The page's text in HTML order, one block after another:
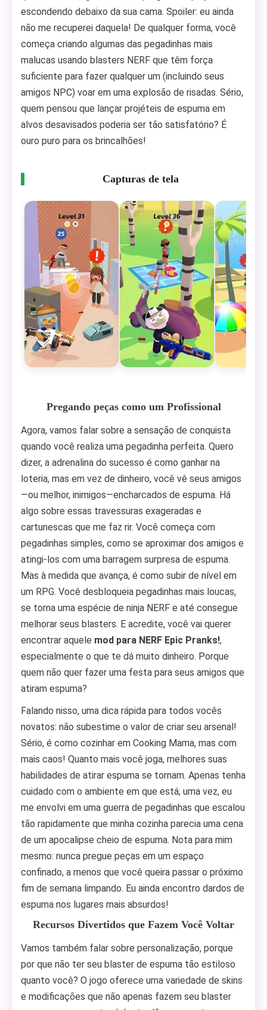
escondendo debaixo da sua cama. Spoiler: eu ainda
não me recuperei daquela! De qualquer forma, você
começa criando algumas das pegadinhas mais
malucas usando blasters NERF que têm força
suficiente para fazer qualquer um (incluindo seus
amigos NPC) voar em uma explosão de risadas. Sério,
quem pensou que lançar projéteis de espuma em
alvos desavisados poderia ser tão satisfatório? É
ouro puro para os brincalhões!
Capturas de tela
Pregando peças como um Profissional
Agora, vamos falar sobre a sensação de conquista
quando você realiza uma pegadinha perfeita. Quero
dizer, a adrenalina do sucesso é como ganhar na
loteria, mas em vez de dinheiro, você vê seus amigos
—ou melhor, inimigos—encharcados de espuma. Há
algo sobre essas travessuras exageradas e
cartunescas que me faz rir. Você começa com
pegadinhas simples, como se aproximar dos amigos e
atingi-los com uma barragem surpresa de espuma.
Mas à medida que avança, é como subir de nível em
um RPG. Você desbloqueia pegadinhas mais loucas,
se torna uma espécie de ninja NERF e até consegue
melhorar seus blasters. E acredite, você vai querer
encontrar aquele mod para NERF Epic Pranks!,
especialmente o que te dá muito dinheiro. Porque
quem não quer fazer uma festa para seus amigos que
atiram espuma?
Falando nisso, uma dica rápida para todos vocês
novatos: não subestime o valor de criar seu arsenal!
Sério, é como cozinhar em Cooking Mama, mas com
mais caos! Quanto mais você joga, melhores suas
habilidades de atirar espuma se tornam. Apenas tenha
cuidado com o ambiente em que está; uma vez, eu
me envolvi em uma guerra de pegadinhas que escalou
tão rapidamente que minha cozinha parecia uma cena
de um apocalipse cheio de espuma. Nota para mim
mesmo: nunca pregue peças em um espaço
confinado, a menos que você queira passar o próximo
fim de semana limpando. Eu ainda encontro dardos de
espuma nos lugares mais absurdos!
Recursos Divertidos que Fazem Você Voltar
Vamos também falar sobre personalização, porque
por que não ter seu blaster de espuma tão estiloso
quanto você? O jogo oferece uma variedade de skins
e modificações que não apenas fazem seu blaster